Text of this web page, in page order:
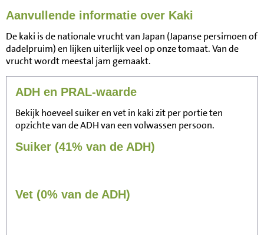
Aanvullende informatie over Kaki
De kaki is de nationale vrucht van Japan (Japanse persimoen of
dadelpruim) en lijken uiterlijk veel op onze tomaat. Van de
vrucht wordt meestal jam gemaakt.
ADH en PRAL-waarde
Bekijk hoeveel suiker en vet in kaki zit per portie ten
opzichte van de ADH van een volwassen persoon.
Suiker (41% van de ADH)
Vet (0% van de ADH)